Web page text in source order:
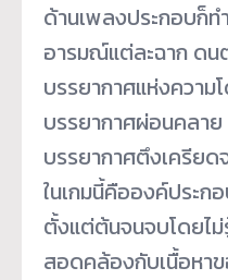
ด้านเพลงประกอบก็ท
อารมณ์แต่ละฉาก ดน
บรรยากาศแห่งความ
บรรยากาศผ่อนคลาย
บรรยากาศตึงเครีย
ในเกมนี้คือองค์ประก
ตั้งแต่ต้นจนจบโดยไ
สอดคล้องกับเนื้อหา